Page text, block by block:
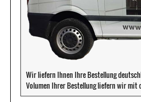
Wir liefern Ihnen Ihre Bestellung
Volumen Ihrer Bestellung liefern wir mit